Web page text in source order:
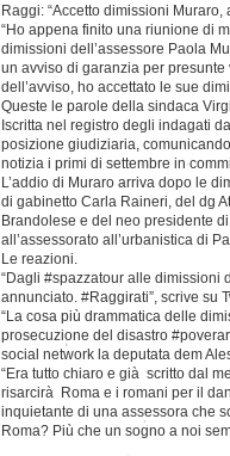
Raggi: “Accetto dimissioni Muraro,
“Ho appena finito una riunione di
dimissioni dell’assessore Paola
un avviso di garanzia per
dell’avviso, ho accettato le sue
Queste le parole della sindaca
Iscritta nel registro degli indagati
posizione giudiziaria,
notizia i primi di settembre in
L’addio di Muraro arriva dopo le
di gabinetto Carla Raineri, del dg
Brandolese e del neo presidente
all’assessorato all’urbanistica di
Le reazioni.
“Dagli #spazzatour alle dimissioni
annunciato. #Raggirati”, scrive su
“La cosa più drammatica delle
prosecuzione del disastro
social network la deputata dem
“Era tutto chiaro e già scritto dal
risarcirà Roma e i romani per il
inquietante di una assessora che
Roma? Più che un sogno a noi